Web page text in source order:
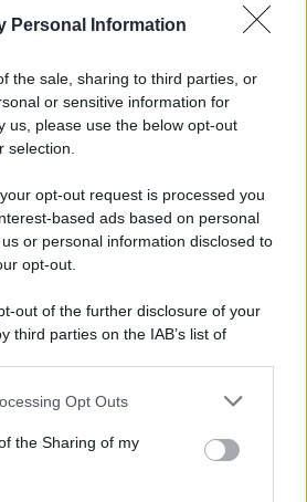
Personal Information
the sale, sharing to third parties, or
or sensitive information for
us, please use the below opt-out
selection.
opt-out request is processed you
based ads based on personal
or personal information disclosed to
opt-out.
out of the further disclosure of your
third parties on the IAB’s list of
be disclosed by us to third parties
parties.
app uses one or more Google
Opt Outs
the Sharing of my